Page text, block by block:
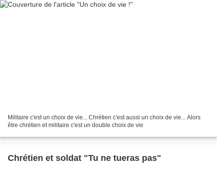
Militaire c'est un choix de vie... Chrétien c'est aussi un choix de vie... Alors
être chrétien et militaire c'est un double choix de vie
Chrétien et soldat "Tu ne tueras pas"